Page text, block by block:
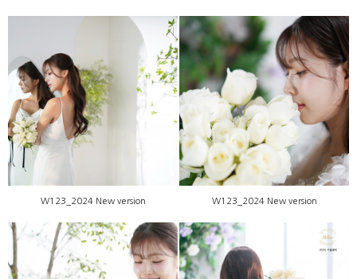
W123_2024 New version
W123_2024 New version
W123_2024 New version
W123_2024 New version